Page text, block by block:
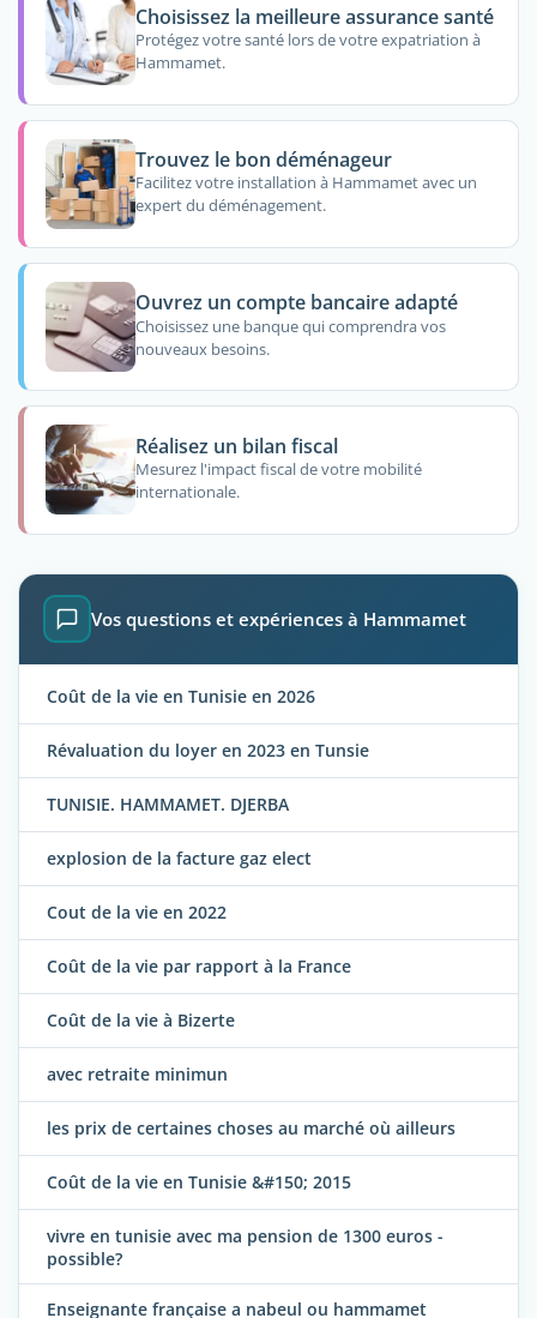
Choisissez la meilleure assurance santé
Protégez votre santé lors de votre expatriation à
Hammamet.
Trouvez le bon déménageur
Facilitez votre installation à Hammamet avec un
expert du déménagement.
Ouvrez un compte bancaire adapté
Choisissez une banque qui comprendra vos
nouveaux besoins.
Réalisez un bilan fiscal
Mesurez l'impact fiscal de votre mobilité
internationale.
Vos questions et expériences à Hammamet
Coût de la vie en Tunisie en 2026
Révaluation du loyer en 2023 en Tunsie
TUNISIE. HAMMAMET. DJERBA
explosion de la facture gaz elect
Cout de la vie en 2022
Coût de la vie par rapport à la France
Coût de la vie à Bizerte
avec retraite minimun
les prix de certaines choses au marché où ailleurs
Coût de la vie en Tunisie &#150; 2015
vivre en tunisie avec ma pension de 1300 euros -
possible?
Enseignante française a nabeul ou hammamet